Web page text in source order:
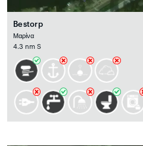
Bestorp
Μαρίνα
4.3 nm S